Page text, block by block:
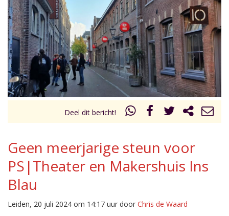
De nacht van Sleutelstad
0.00 - 6.00 uur
Vorig uur
uur 1 van 0 Volgend uur
Inklappen
Deel dit bericht!
Geen meerjarige steun voor
PS|Theater en Makershuis Ins
Blau
Leiden, 20 juli 2024 om 14:17 uur door Chris de Waard